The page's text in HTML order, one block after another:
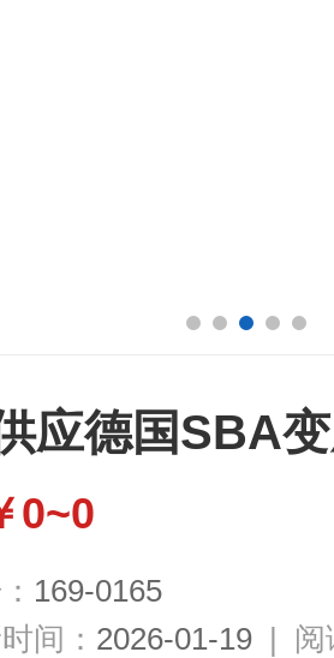
应德国SBA
0~0
169-0165
间： 2026-01-19 | 阅